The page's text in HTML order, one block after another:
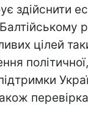
здійснити
цілей